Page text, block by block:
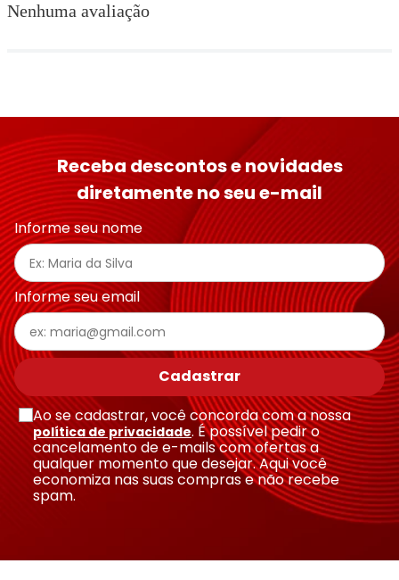
Nenhuma avaliação
Receba descontos e novidades
diretamente no seu e-mail
Informe seu nome
Informe seu email
Cadastrar
Ao se cadastrar, você concorda com a nossa
política de privacidade. É possível pedir o
cancelamento de e-mails com ofertas a
qualquer momento que desejar. Aqui você
economiza nas suas compras e não recebe
spam.